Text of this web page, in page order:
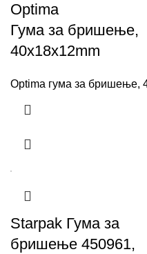
Optima
Гума за бришење,
40x18x12mm
Optima гума за бришење,
Starpak Гума за
бришење 450961,